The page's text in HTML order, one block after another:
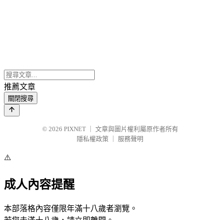
推薦文章
關閉搜尋
© 2026 PIXNET
文章與圖片權利屬原作者所有
隱私權政策
服務聲明
⚠️
成人內容提醒
本部落格內容僅限年滿十八歲者瀏覽。